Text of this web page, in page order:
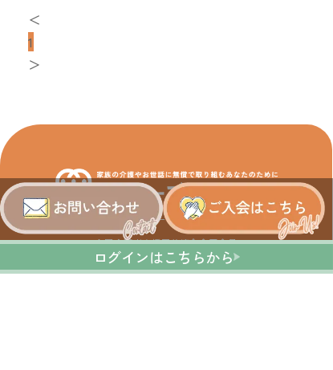
＜
1
＞
運営会社：株式会社ワーク＆ケアバランス研究所
全国介護者支援団体連合会正会員
利用規約 プライバシーポリシー
ログインはこちらから